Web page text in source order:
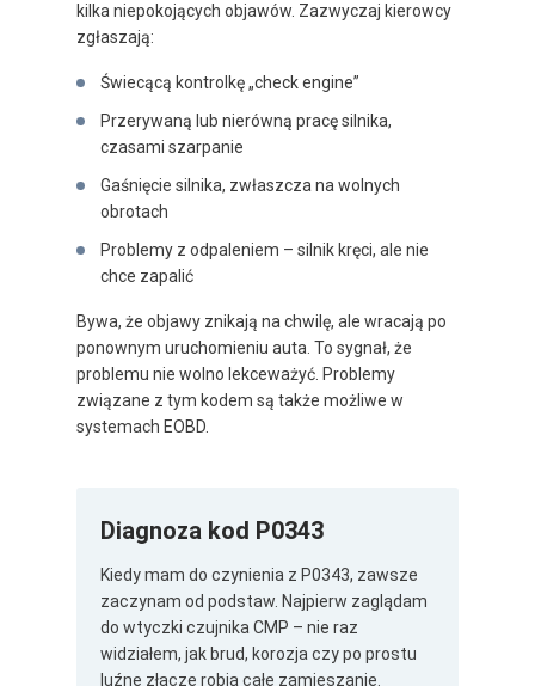
kilka niepokojących objawów. Zazwyczaj kierowcy
zgłaszają:
Świecącą kontrolkę „check engine”
Przerywaną lub nierówną pracę silnika,
czasami szarpanie
Gaśnięcie silnika, zwłaszcza na wolnych
obrotach
Problemy z odpaleniem – silnik kręci, ale nie
chce zapalić
Bywa, że objawy znikają na chwilę, ale wracają po
ponownym uruchomieniu auta. To sygnał, że
problemu nie wolno lekceważyć. Problemy
związane z tym kodem są także możliwe w
systemach EOBD.
Diagnoza kod P0343
Kiedy mam do czynienia z P0343, zawsze
zaczynam od podstaw. Najpierw zaglądam
do wtyczki czujnika CMP – nie raz
widziałem, jak brud, korozja czy po prostu
luźne złącze robią całe zamieszanie.